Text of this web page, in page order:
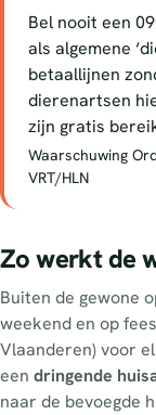
Bel nooit een
als algemene
betaallijnen
dierenartsen
zijn gratis
Waarschuwing
VRT/HLN
Zo werkt de
Buiten de gewone
weekend en op
Vlaanderen) voor
een dringende
naar de bevoegde